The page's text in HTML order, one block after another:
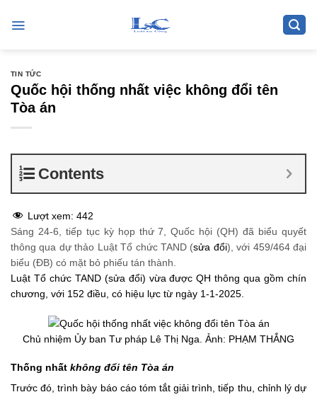
TIN TỨC
Quốc hội thống nhất việc không đổi tên
Tòa án
Contents
Lượt xem: 442
Sáng 24-6, tiếp tục kỳ họp thứ 7, Quốc hội (QH) đã biểu quyết
thông qua dự thảo Luật Tổ chức TAND (sửa đổi), với 459/464 đại
biểu (ĐB) có mặt bỏ phiếu tán thành.
Luật Tổ chức TAND (sửa đổi) vừa được QH thông qua gồm chín
chương, với 152 điều, có hiệu lực từ ngày 1-1-2025.
Chủ nhiệm Ủy ban Tư pháp Lê Thị Nga. Ảnh: PHẠM THẮNG
Thống nhất không đổi tên Tòa án
Trước đó, trình bày báo cáo tóm tắt giải trình, tiếp thu, chỉnh lý dự